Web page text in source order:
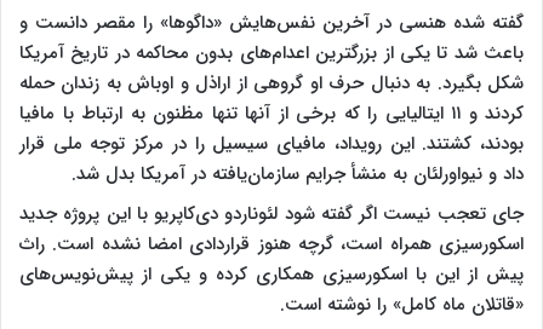
گفته شده هنسی در آخرین نفس‌هایش «داگوها» را مقصر دانست و
باعث شد تا یکی از بزرگترین اعدام‌های بدون محاکمه در تاریخ آمریکا
شکل بگیرد. به دنبال حرف او گروهی از اراذل و اوباش به زندان حمله
کردند و ۱۱ ایتالیایی را که برخی از آنها تنها مظنون به ارتباط با مافیا
بودند، کشتند. این رویداد، مافیای سیسیل را در مرکز توجه ملی قرار
داد و نیواورلئان به منشأ جرایم سازمان‌یافته در آمریکا بدل شد.
جای تعجب نیست اگر گفته شود لئوناردو دی‌کاپریو با این پروژه جدید
اسکورسیزی همراه است، گرچه هنوز قراردادی امضا نشده است. راث
پیش از این با اسکورسیزی همکاری کرده و یکی از پیش‌نویس‌های
«قاتلان ماه کامل» را نوشته است.